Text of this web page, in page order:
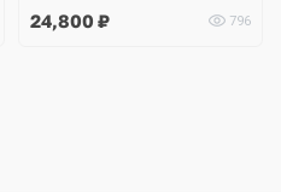
24,800 ₽ 796